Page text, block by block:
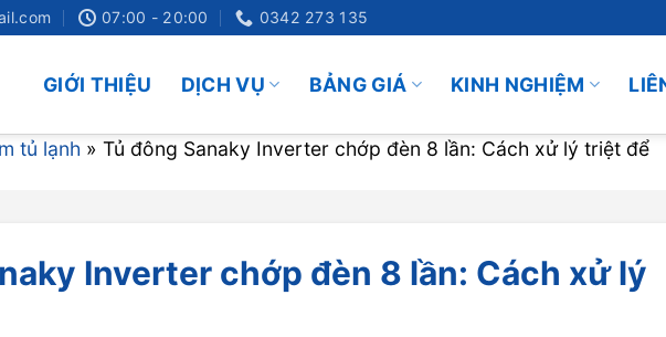
07:00 - 20:00 0342 273 135
GIỚI THIỆU DỊCH VỤ BẢNG GIÁ KINH NGHIỆM
tủ lạnh » Tủ đông Sanaky Inverter chớp đèn 8 lần: Cách xử lý triệt để
Inverter chớp đèn 8 lần: Cách xử lý